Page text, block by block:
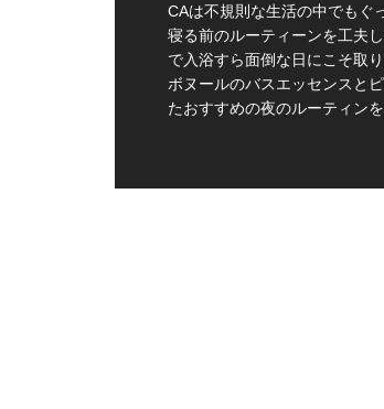
CAは不規則な生活の中でもぐ
寝る前のルーティーンを工夫
で入浴すら面倒な日にこそ取
ボヌールのバスエッセンスと
たおすすめの夜のルーティンを